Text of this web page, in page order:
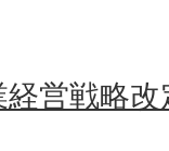
営戦略